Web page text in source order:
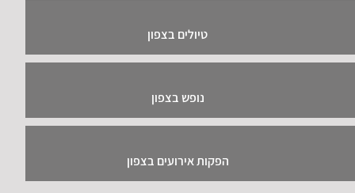
טיולים בצפון
נופש בצפון
הפקות אירועים בצפון